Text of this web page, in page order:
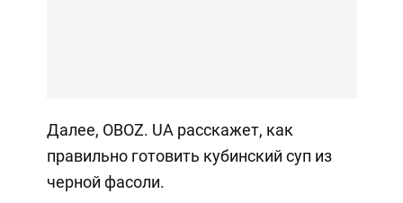
Далее, OBOZ. UA расскажет, как
правильно готовить кубинский суп из
черной фасоли.